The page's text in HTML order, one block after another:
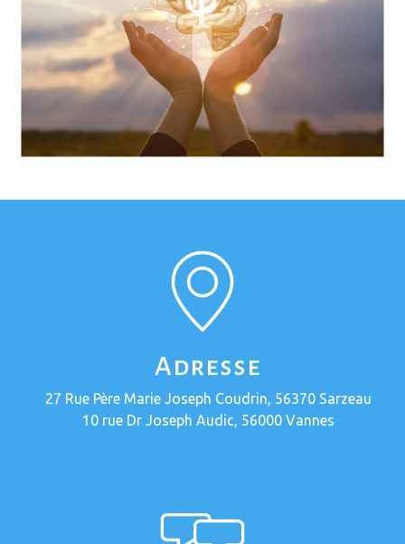
Adresse
27 Rue Père Marie Joseph Coudrin, 56370 Sarzeau
10 rue Dr Joseph Audic, 56000 Vannes